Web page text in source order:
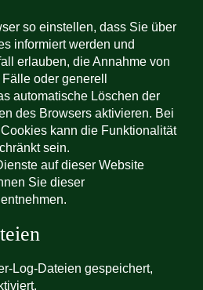
so einstellen, dass Sie über
informiert werden und
erlauben, die Annahme von
oder generell
automatische Löschen der
des Browsers aktivieren. Bei
kann die Funktionalität
sein.
auf dieser Website
Sie dieser
Log-Dateien gespeichert,